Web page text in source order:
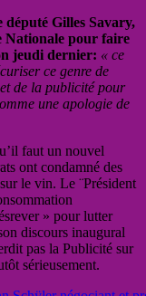
député Gilles Savary,
Nationale pour faire
jeudi dernier: « ce
ce genre de
de la publicité pour
une apologie de
faut un nouvel
ont condamné des
le vin. Le ¨Président
» pour lutter
discours inaugural
pas la Publicité sur
sérieusement.